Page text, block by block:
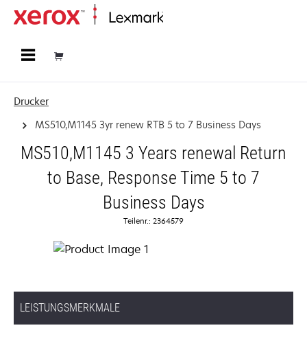
Drucker
MS510,M1145 3yr renew RTB 5 to 7 Business Days
MS510,M1145 3 Years renewal Return
to Base, Response Time 5 to 7
Business Days
Teilenr.: 2364579
LEISTUNGSMERKMALE